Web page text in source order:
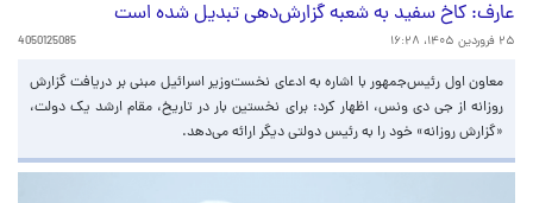
عارف: کاخ سفید به شعبه گزارش‌دهی تبدیل شده است
۲۵ فروردین ۱۴۰۵، ۱۶:۲۸ 4050125085
معاون اول رئیس‌جمهور با اشاره به ادعای نخست‌وزیر اسرائیل مبنی بر دریافت گزارش
روزانه از جی دی ونس، اظهار کرد: برای نخستین بار در تاریخ، مقام ارشد یک دولت،
«گزارش روزانه» خود را به رئیس دولتی دیگر ارائه می‌دهد.